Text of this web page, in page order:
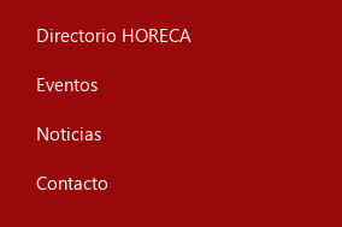
Directorio HORECA
Eventos
Noticias
Contacto